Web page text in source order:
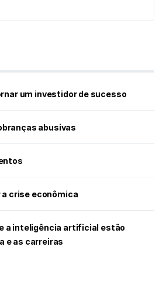
um investidor de sucesso
abusivas
crise econômica
a inteligência artificial estão
e as carreiras